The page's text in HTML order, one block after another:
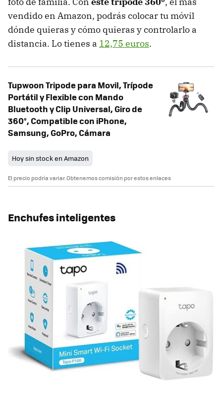
vendido en Amazon, podrás colocar tu móvil
dónde quieras y cómo quieras y controlarlo a
distancia. Lo tienes a 12,75 euros.
Tupwoon Tripode para Movil, Trípode
Portátil y Flexible con Mando
Bluetooth y Clip Universal, Giro de
360°, Compatible con iPhone,
Samsung, GoPro, Cámara
Hoy sin stock en Amazon
El precio podría variar. Obtenemos comisión por estos enlaces
Enchufes inteligentes